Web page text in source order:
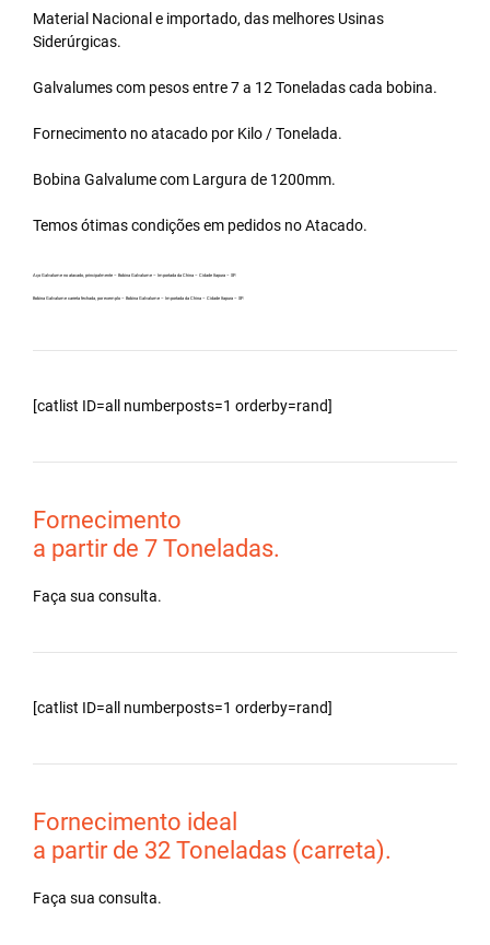
Material Nacional e importado, das melhores Usinas
Siderúrgicas.
Galvalumes com pesos entre 7 a 12 Toneladas cada bobina.
Fornecimento no atacado por Kilo / Tonelada.
Bobina Galvalumecom Largura de 1200mm.
Temos ótimas condições em pedidos no Atacado.
Aço Galvalume no atacado, principalmente – Bobina Galvalume – Importada da China – Cidade Itapura – SP.
Bobina Galvalume carreta fechada, por exemplo – Bobina Galvalume – Importada da China – Cidade Itapura – SP.
[catlist ID=all numberposts=1 orderby=rand]
Fornecimento
a partir de 7 Toneladas.
Faça sua consulta.
[catlist ID=all numberposts=1 orderby=rand]
Fornecimento ideal
a partir de 32 Toneladas (carreta).
Faça sua consulta.